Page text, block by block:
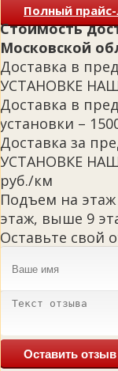
Полный
Стоимость
Московской
Доставка в
УСТАНОВКЕ
Доставка в
установки –
Доставка за
УСТАНОВКЕ
руб./км
Подъем на этаж
этаж, выше 9
Оставьте свой
Оставить отзыв